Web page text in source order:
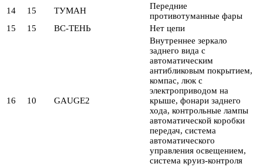
14
15 ТУМАН
Передние
противотуманные фары
15
15 ВС-ТЕНЬ Нет цепи
16 10 GAUGE2
Внутреннее зеркало
заднего вида с
автоматическим
антибликовым покрытием,
компас, люк с
электроприводом на
крыше, фонари заднего
хода, контрольные лампы
автоматической коробки
передач, система
автоматического
управления освещением,
система круиз-контроля